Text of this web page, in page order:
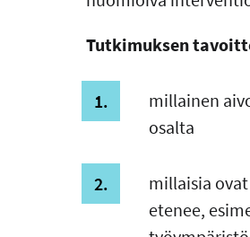
Tutkimuksen
millainen
osalta
millaisia
etenee,